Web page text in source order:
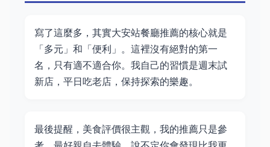
寫了這麼多，其實大安站餐廳推薦的核心就是
「多元」和「便利」。這裡沒有絕對的第一
名，只有適不適合你。我自己的習慣是週末試
新店，平日吃老店，保持探索的樂趣。
最後提醒，美食評價很主觀，我的推薦只是參